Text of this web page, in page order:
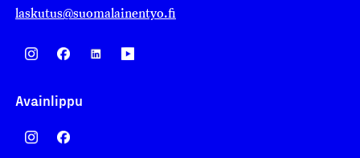
laskutus@suomalainentyo.fi
Avainlippu